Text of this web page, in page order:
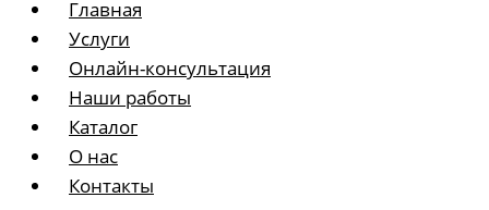
Главная
Услуги
Онлайн-консультация
Наши работы
Каталог
О нас
Контакты